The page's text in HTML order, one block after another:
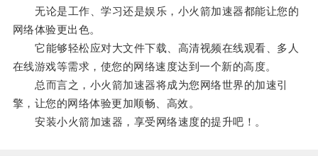
无论是工作、学习还是娱乐，小火箭加速器都能让您的
网络体验更出色。
它能够轻松应对大文件下载、高清视频在线观看、多人
在线游戏等需求，使您的网络速度达到一个新的高度。
总而言之，小火箭加速器将成为您网络世界的加速引
擎，让您的网络体验更加顺畅、高效。
安装小火箭加速器，享受网络速度的提升吧！。